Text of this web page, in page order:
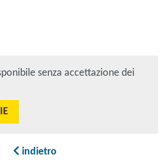
senza accettazione dei
indietro